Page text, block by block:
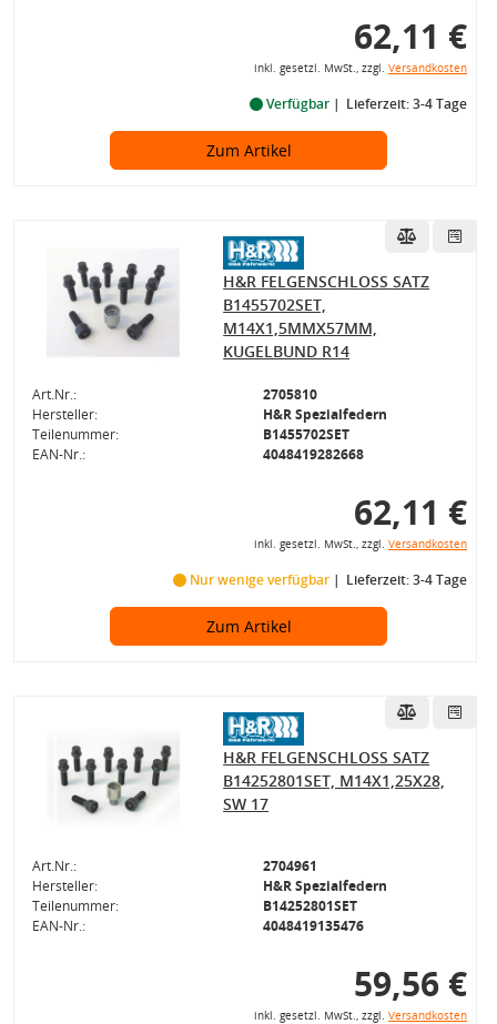
62,11 €
inkl. gesetzl. MwSt., zzgl. Versandkosten
Verfügbar Lieferzeit: 3-4 Tage
Zum Artikel
H&R FELGENSCHLOSS SATZ
B1455702SET,
M14X1,5MMX57MM,
KUGELBUND R14
Art.Nr.:
2705810
Hersteller:
H&R Spezialfedern
Teilenummer:
B1455702SET
EAN-Nr.:
4048419282668
62,11 €
inkl. gesetzl. MwSt., zzgl. Versandkosten
Nur wenige verfügbar Lieferzeit: 3-4 Tage
Zum Artikel
H&R FELGENSCHLOSS SATZ
B14252801SET, M14X1,25X28,
SW 17
Art.Nr.:
2704961
Hersteller:
H&R Spezialfedern
Teilenummer:
B14252801SET
EAN-Nr.:
4048419135476
59,56 €
inkl. gesetzl. MwSt., zzgl. Versandkosten